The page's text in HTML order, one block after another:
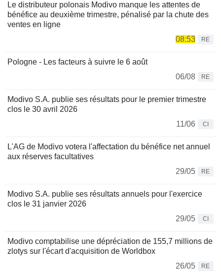
Le distributeur polonais Modivo manque les attentes de
bénéfice au deuxième trimestre, pénalisé par la chute des
ventes en ligne
08:53
RE
Pologne - Les facteurs à suivre le 6 août
06/08
RE
Modivo S.A. publie ses résultats pour le premier trimestre
clos le 30 avril 2026
11/06
CI
L'AG de Modivo votera l'affectation du bénéfice net annuel
aux réserves facultatives
29/05
RE
Modivo S.A. publie ses résultats annuels pour l'exercice
clos le 31 janvier 2026
29/05
CI
Modivo comptabilise une dépréciation de 155,7 millions de
zlotys sur l'écart d'acquisition de Worldbox
26/05
RE